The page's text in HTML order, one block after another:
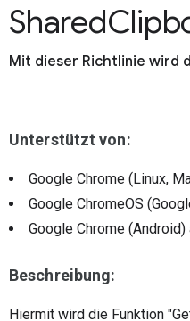
Shared
Mit dieser Richtlinie wird
Unterstützt von:
Google Chrome (Linux,
Google ChromeOS
Google Chrome (Android)
Beschreibung:
Hiermit wird die Funktion